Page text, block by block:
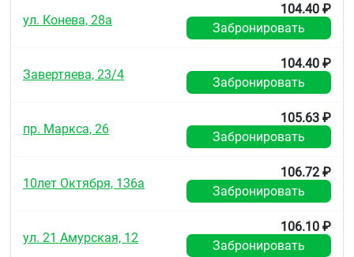
ул. Конева, 28а
104.40 ₽
Забронировать
Завертяева, 23/4
104.40 ₽
Забронировать
пр. Маркса, 26
105.63 ₽
Забронировать
10лет Октября, 136а
106.72 ₽
Забронировать
ул. 21 Амурская, 12
106.10 ₽
Забронировать